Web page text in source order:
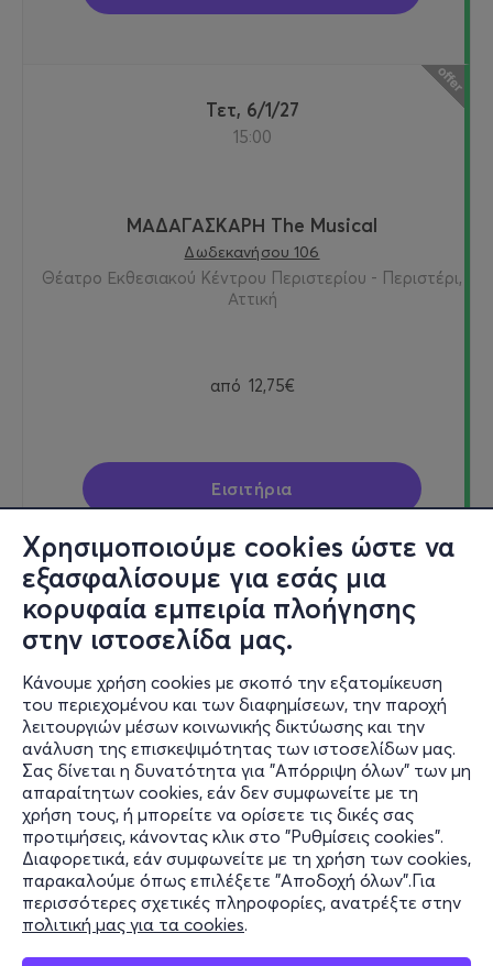
Χρησιμοποιούμε cookies ώστε να
εξασφαλίσουμε για εσάς μια
κορυφαία εμπειρία πλοήγησης
στην ιστοσελίδα μας.
Κάνουμε χρήση cookies με σκοπό την εξατομίκευση
του περιεχομένου και των διαφημίσεων, την παροχή
λειτουργιών μέσων κοινωνικής δικτύωσης και την
ανάλυση της επισκεψιμότητας των ιστοσελίδων μας.
Σας δίνεται η δυνατότητα για "Απόρριψη όλων" των μη
απαραίτητων cookies, εάν δεν συμφωνείτε με τη
χρήση τους, ή μπορείτε να ορίσετε τις δικές σας
προτιμήσεις, κάνοντας κλικ στο "Ρυθμίσεις cookies".
Διαφορετικά, εάν συμφωνείτε με τη χρήση των cookies,
παρακαλούμε όπως επιλέξετε "Αποδοχή όλων".Για
περισσότερες σχετικές πληροφορίες, ανατρέξτε στην
πολιτική μας για τα cookies.
Τετ, 6/1/27
15:00
ΜΑΔΑΓΑΣΚΑΡΗ The Musical
Δωδεκανήσου 106
Θέατρο Εκθεσιακού Κέντρου Περιστερίου - Περιστέρι,
Αττική
από 12,75€
Εισιτήρια
Τετ, 6/1/27
19:00
ΜΑΔΑΓΑΣΚΑΡΗ The Musical
Δωδεκανήσου 106
Θέατρο Εκθεσιακού Κέντρου Περιστερίου - Περιστέρι,
Αττική
από 12,75€